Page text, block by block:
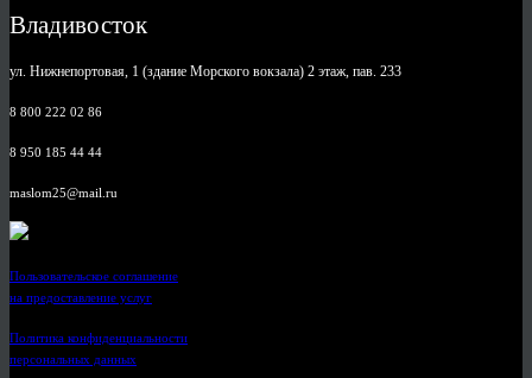
Владивосток
ул. Нижнепортовая, 1 (здание Морского вокзала) 2 этаж, пав. 233
8 800 222 02 86
8 950 185 44 44
maslom25@mail.ru
Пользовательское соглашение
на предоставление услуг
Политика конфиденциальности
персональных данных